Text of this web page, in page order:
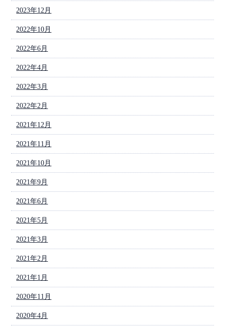
2023年12月
2022年10月
2022年6月
2022年4月
2022年3月
2022年2月
2021年12月
2021年11月
2021年10月
2021年9月
2021年6月
2021年5月
2021年3月
2021年2月
2021年1月
2020年11月
2020年4月